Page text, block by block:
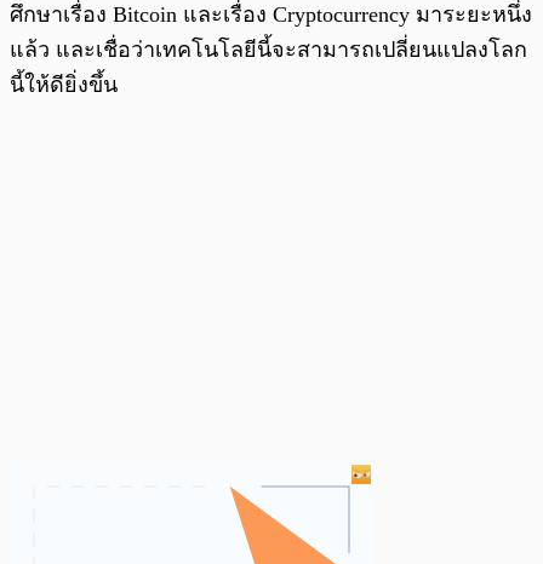
ศึกษาเรื่อง Bitcoin และเรื่อง Cryptocurrency มาระยะหนึ่ง
แล้ว และเชื่อว่าเทคโนโลยีนี้จะสามารถเปลี่ยนแปลงโลก
นี้ให้ดียิ่งขึ้น